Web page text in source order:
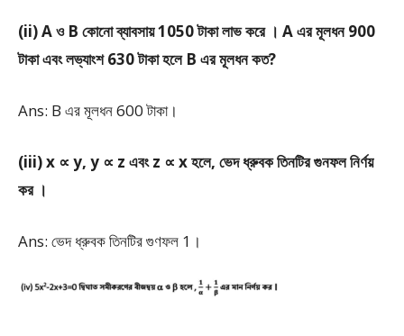
(ii) A ও B কোনো ব্যাবসায় 1050 টাকা লাভ করে । A এর মূলধন 900
টাকা এবং লভ্যাংশ 630 টাকা হলে B এর মূলধন কত?
Ans: B এর মূলধন 600 টাকা।
(iii) x ∝ y, y ∝ z এবং z ∝ x হলে, ভেদ ধ্রুবক তিনটির গুনফল নির্ণয়
কর ।
Ans: ভেদ ধ্রুবক তিনটির গুণফল 1।